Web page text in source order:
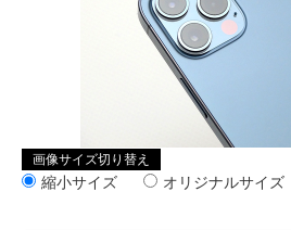
画像サイズ切り替え
縮小サイズ オリジナルサイズ